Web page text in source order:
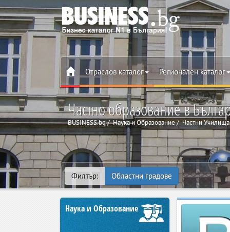
Отраслов каталог Регионален каталог
Частно образование в
BUSINESS.bg Наука и Образование Частни Училища
Филтър: Областни градове
Наука и Образование